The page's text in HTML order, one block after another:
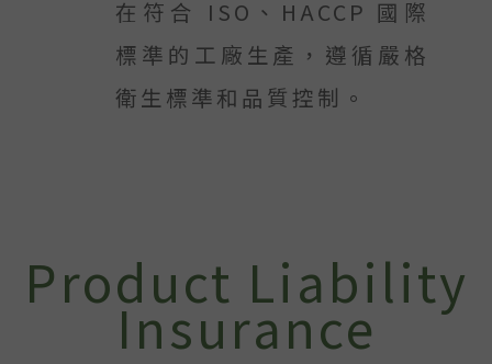
在符合 ISO、HACCP 國際
標準的工廠生產，遵循嚴格
衛生標準和品質控制。
Product Liability
Insurance